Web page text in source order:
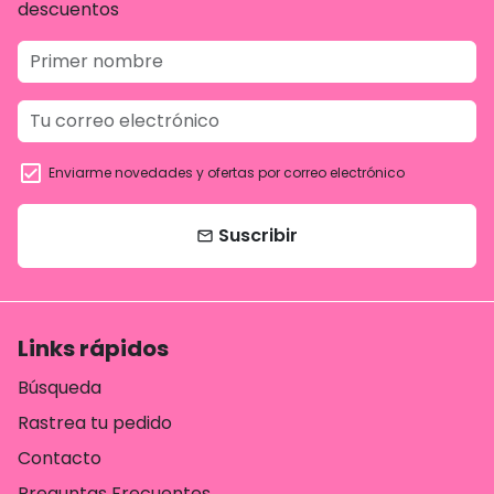
descuentos
Enviarme novedades y ofertas por correo electrónico
email Suscribir
Links rápidos
Búsqueda
Rastrea tu pedido
Contacto